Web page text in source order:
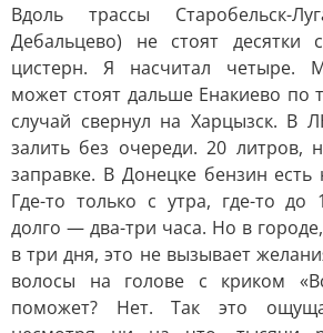
Вдоль трассы Старобельск-
Дебальцево) не стоят
цистерн. Я насчитал четыре.
может стоят дальше Енакиево по
случай свернул на Харцызск. В
залить без очереди. 20 литров,
заправке. В Донецке бензин есть
Где-то только с утра, где-то до
долго — два-три часа. Но в
в три дня, это не вызывает
волосы на голове с криком
поможет? Нет. Так это